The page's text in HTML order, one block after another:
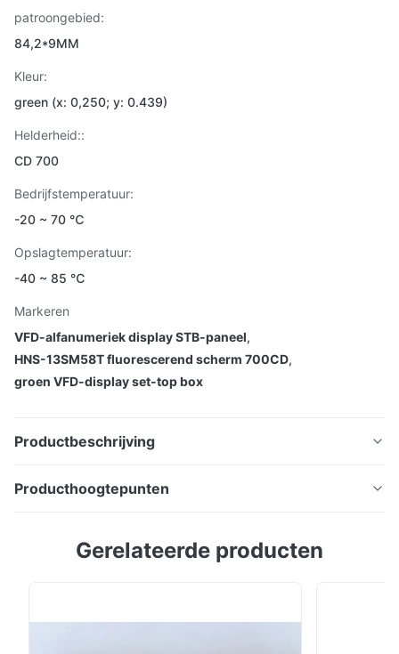
patroongebied:
84,2*9MM
Kleur:
green (x: 0,250; y: 0.439)
Helderheid::
CD 700
Bedrijfstemperatuur:
-20 ~ 70 ℃
Opslagtemperatuur:
-40 ~ 85 ℃
Markeren
VFD-alfanumeriek display STB-paneel,
HNS-13SM58T fluorescerend scherm 700CD,
groen VFD-display set-top box
Productbeschrijving
STB-display HNS-13SM58T
Producthoogtepunten
STB-display HNS-13SM58T Voordelen: Zelfverlichtend,
herkenning door een helder beeldscherm en
Gerelateerde producten